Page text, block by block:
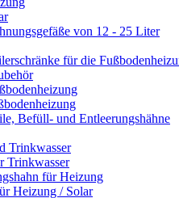
von 12 - 25 Liter
für die
Befüll- und Entleerungshähne
Trinkwasser
Trinkwasser
für Heizung
Heizung / Solar